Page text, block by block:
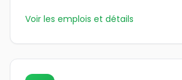
Voir les emplois et détails